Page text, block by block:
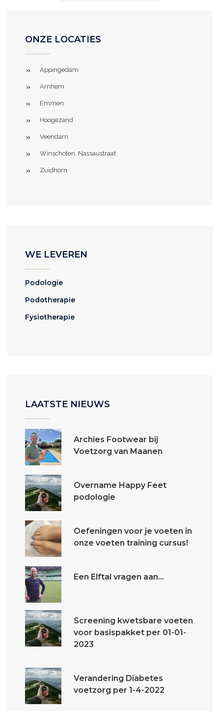
ONZE LOCATIES
Appingedam
Arnhem
Emmen
Hoogezand
Veendam
Winschoten, Nassaustraat
Zuidhorn
WE LEVEREN
Podologie
Podotherapie
Fysiotherapie
LAATSTE NIEUWS
Archies Footwear bij
Voetzorg van Maanen
Overname Happy Feet
podologie
Oefeningen voor je voeten in
onze voeten training cursus!
Een Elftal vragen aan...
Screening kwetsbare voeten
voor basispakket per 01-01-
2023
Verandering Diabetes
voetzorg per 1-4-2022